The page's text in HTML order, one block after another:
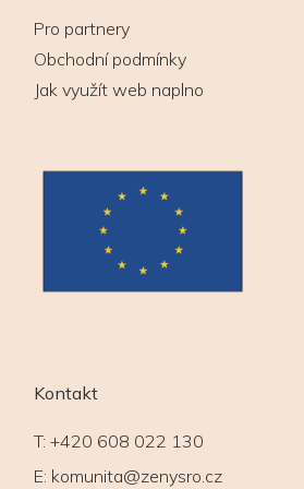
Pro partnery
Obchodní podmínky
Jak využít web naplno
Kontakt
T: +420 608 022 130
E: komunita@zenysro.cz